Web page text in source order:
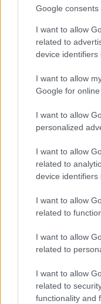
Google consents
I want to allow
related to
device identifiers
I want to allow
Google for
I want to allow
personalized
I want to allow
related to
device identifiers
I want to allow
related to
I want to allow
related to
I want to allow
related to
functionality and
Párok